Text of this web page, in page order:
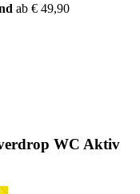
ab € 49,90
WC Aktiv